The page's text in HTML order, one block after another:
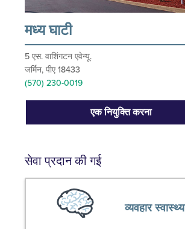
मध्य घाटी
5 एस. वाशिंगटन एवेन्यू.
जर्मिन, पीए 18433
(570) 230-0019
एक नियुक्ति करना
सेवा प्रदान की गई
व्यवहार स्वास्थ्य